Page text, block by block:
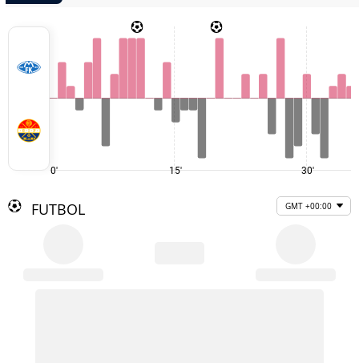
0' 15' 30'
FUTBOL GMT +00:00